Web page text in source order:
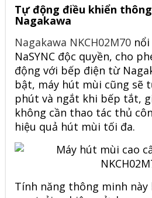
Tự động điều khiển
Nagakawa
Nagakawa NKCH02M70
NaSYNC độc quyền, cho
động với bếp điện từ
bật, máy hút mùi cũng sẽ
phút và ngắt khi bếp tắt,
không cần thao tác thủ
hiệu quả hút mùi tối đa.
Tính năng thông minh này